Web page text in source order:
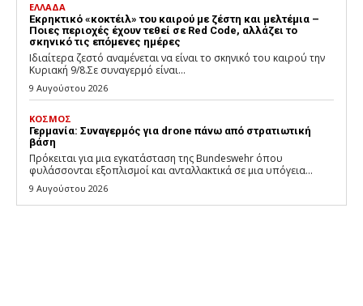
ΕΛΛΑΔΑ
Εκρηκτικό «κοκτέιλ» του καιρού με ζέστη και μελτέμια –
Ποιες περιοχές έχουν τεθεί σε Red Code, αλλάζει το
σκηνικό τις επόμενες ημέρες
Ιδιαίτερα ζεστό αναμένεται να είναι το σκηνικό του καιρού την
Κυριακή 9/8.Σε συναγερμό είναι...
9 Αυγούστου 2026
ΚΟΣΜΟΣ
Γερμανία: Συναγερμός για drone πάνω από στρατιωτική
βάση
Πρόκειται για μια εγκατάσταση της Bundeswehr όπου
φυλάσσονται εξοπλισμοί και ανταλλακτικά σε μια υπόγεια...
9 Αυγούστου 2026